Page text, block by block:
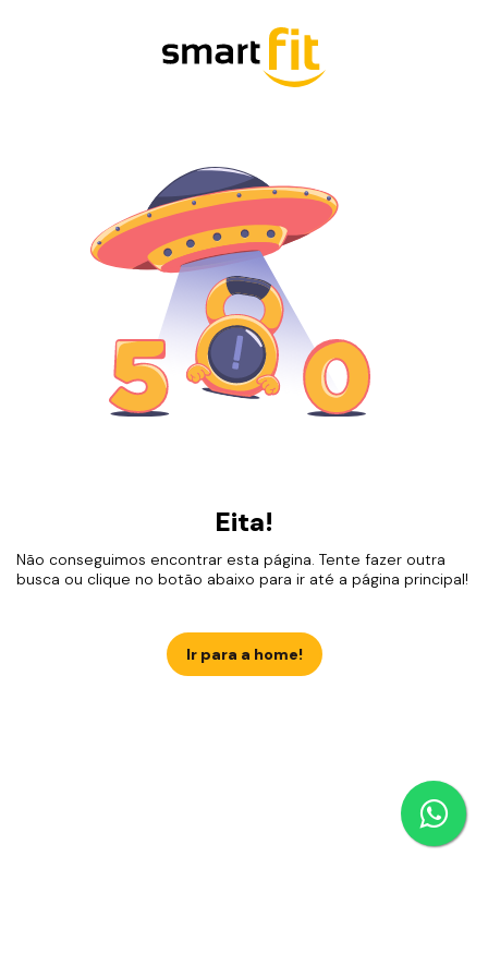
Eita!
Não conseguimos encontrar esta página. Tente fazer outra
busca ou clique no botão abaixo para ir até a página principal!
Ir para a home!